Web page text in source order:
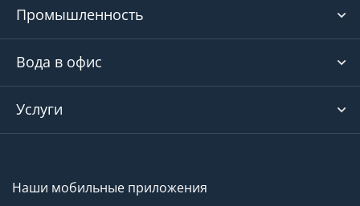
Промышленность
Вода в офис
Услуги
Наши мобильные приложения